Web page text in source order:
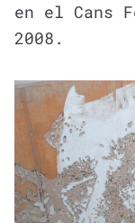
en el Cans
2008.